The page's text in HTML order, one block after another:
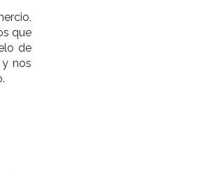
que
de
nos